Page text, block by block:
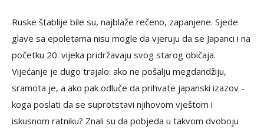
Ruske štablije bile su, najblaže rečeno, zapanjene. Sjede
glave sa epoletama nisu mogle da vjeruju da se Japanci i na
početku 20. vijeka pridržavaju svog starog običaja.
Vijećanje je dugo trajalo: ako ne pošalju megdandžiju,
sramota je, a ako pak odluče da prihvate japanski izazov -
koga poslati da se suprotstavi njihovom vještom i
iskusnom ratniku? Znali su da pobjeda u takvom dvoboju